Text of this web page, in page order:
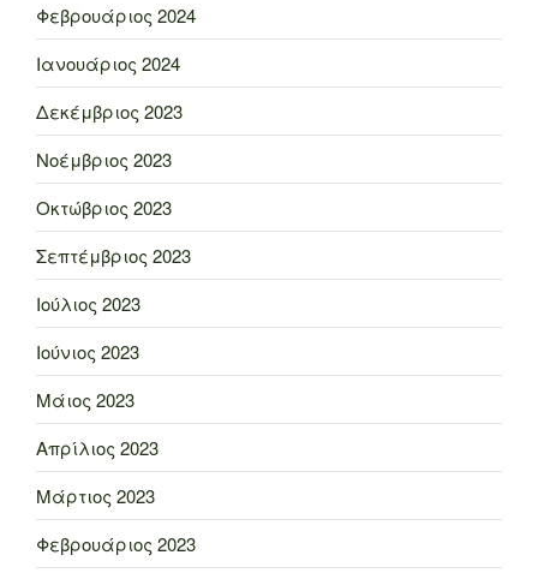
Φεβρουάριος 2024
Ιανουάριος 2024
Δεκέμβριος 2023
Νοέμβριος 2023
Οκτώβριος 2023
Σεπτέμβριος 2023
Ιούλιος 2023
Ιούνιος 2023
Μάιος 2023
Απρίλιος 2023
Μάρτιος 2023
Φεβρουάριος 2023